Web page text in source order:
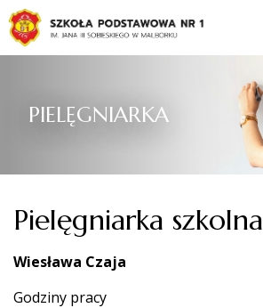
PIELĘGNIARKA
Pielęgniarka szkolna
Wiesława Czaja
Godziny pracy